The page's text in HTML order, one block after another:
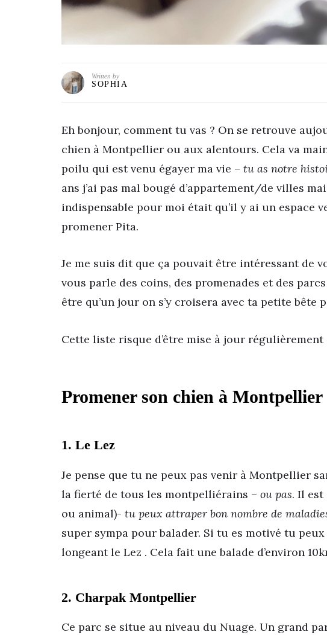
Written by
SOPHIA
Eh bonjour, comment tu vas ? On se retrouve
chien à Montpellier ou aux alentours. Cela va
poilu qui est venu égayer ma vie – tu as notre
ans j’ai pas mal bougé d’appartement/de villes
indispensable pour moi était qu’il y ai un espace
promener Pita.
Je me suis dit que ça pouvait être intéressant de
vous parle des coins, des promenades et des
être qu’un jour on s’y croisera avec ta petite bête
Cette liste risque d’être mise à jour
Promener son chien à Montpellier
1. Le Lez
Je pense que tu ne peux pas venir à Montpellier
la fierté de tous les montpelliérains – ou pas. Il
ou animal)- tu peux attraper bon nombre de
super sympa pour balader. Si tu es motivé tu
longeant le Lez . Cela fait une balade d’environ
2. Charpak Montpellier
Ce parc se situe au niveau du Nuage. Un grand